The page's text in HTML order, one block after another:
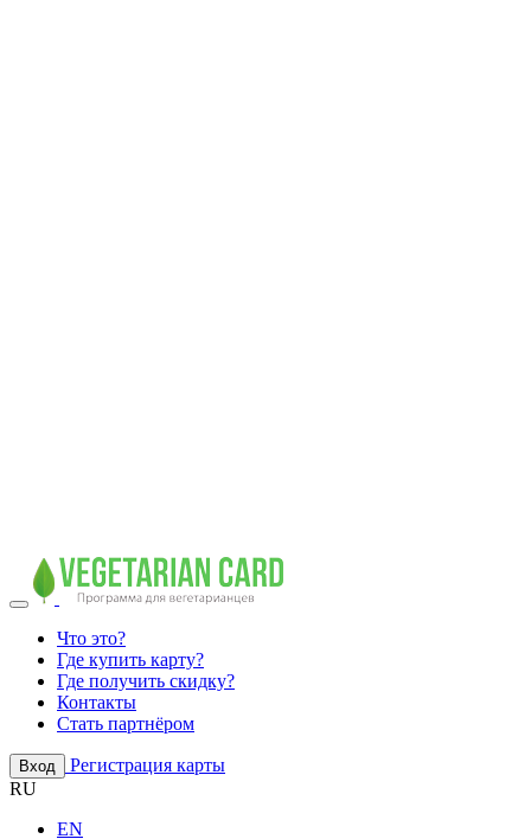
Что это?
Где купить карту?
Где получить скидку?
Контакты
Стать партнёром
Вход
Регистрация карты
RU
EN